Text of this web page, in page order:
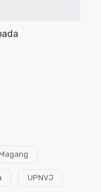
UPNVJ